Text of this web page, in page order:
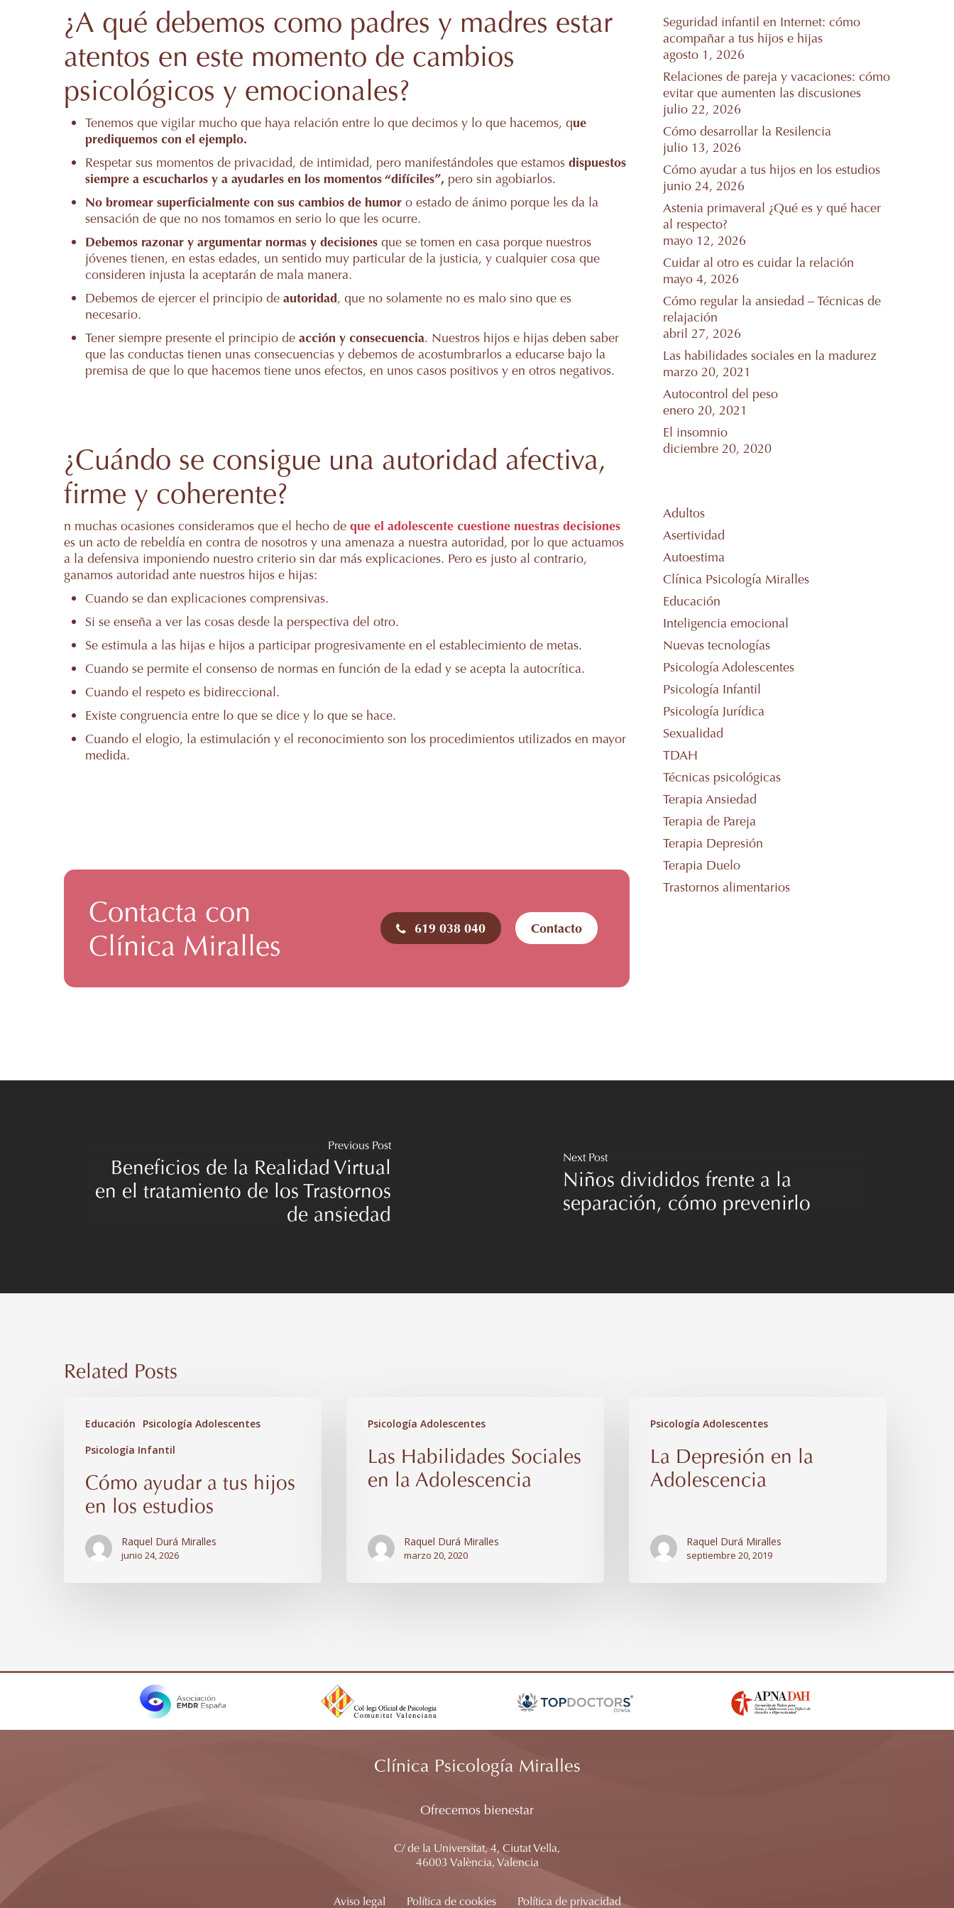
¿A qué debemos como padres y madres estar
atentos en este momento de cambios
psicológicos y emocionales?
Tenemos que vigilar mucho que haya relación entre lo que decimos y lo que hacemos, que
prediquemos con el ejemplo.
Respetar sus momentos de privacidad, de intimidad, pero manifestándoles que estamosdispuestos
siempre a escucharlos y a ayudarles en los momentos “difíciles”, pero sin agobiarlos.
No bromear superficialmente con sus cambios de humoro estado de ánimo porque les da la
sensación de que no nos tomamos en serio lo que les ocurre.
Debemos razonar y argumentar normas y decisionesque se tomen en casa porque nuestros
jóvenes tienen, en estas edades, un sentido muy particular de la justicia, y cualquier cosa que
consideren injusta la aceptarán de mala manera.
Debemos de ejercer el principio deautoridad, que no solamente no es malo sino que es
necesario.
Tener siempre presente el principio deacción y consecuencia. Nuestros hijos e hijas deben saber
que las conductas tienen unas consecuencias y debemos de acostumbrarlos a educarse bajo la
premisa de que lo que hacemos tiene unos efectos, en unos casos positivos y en otros negativos.
¿Cuándo se consigue una autoridad afectiva,
firme y coherente?
n muchas ocasiones consideramos que el hecho deque el adolescente cuestione nuestras decisiones
es un acto de rebeldía en contra de nosotros y una amenaza a nuestra autoridad, por lo que actuamos
a la defensiva imponiendo nuestro criterio sin dar más explicaciones. Pero es justo al contrario,
ganamos autoridad ante nuestros hijos e hijas:
Cuando se dan explicaciones comprensivas.
Si se enseña a ver las cosas desde la perspectiva del otro.
Se estimula a las hijas e hijos a participar progresivamente en el establecimiento de metas.
Cuando se permite el consenso de normas en función de la edad y se acepta la autocrítica.
Cuando el respeto es bidireccional.
Existe congruencia entre lo que se dice y lo que se hace.
Cuando el elogio, la estimulación y el reconocimiento son los procedimientos utilizados en mayor
medida.
Contacta con
Clínica Miralles
619 038 040 Contacto
Seguridad infantil en Internet: cómo
acompañar a tus hijos e hijas
agosto 1, 2026
Relaciones de pareja y vacaciones: cómo
evitar que aumenten las discusiones
julio 22, 2026
Cómo desarrollar la Resilencia
julio 13, 2026
Cómo ayudar a tus hijos en los estudios
junio 24, 2026
Astenia primaveral ¿Qué es y qué hacer
al respecto?
mayo 12, 2026
Cuidar al otro es cuidar la relación
mayo 4, 2026
Cómo regular la ansiedad – Técnicas de
relajación
abril 27, 2026
Las habilidades sociales en la madurez
marzo 20, 2021
Autocontrol del peso
enero 20, 2021
El insomnio
diciembre 20, 2020
Adultos
Asertividad
Autoestima
Clínica Psicología Miralles
Educación
Inteligencia emocional
Nuevas tecnologías
Psicología Adolescentes
Psicología Infantil
Psicología Jurídica
Sexualidad
TDAH
Técnicas psicológicas
Terapia Ansiedad
Terapia de Pareja
Terapia Depresión
Terapia Duelo
Trastornos alimentarios
Previous Post
Beneficios de la Realidad Virtual
en el tratamiento de los Trastornos
de ansiedad
Next Post
Niños divididos frente a la
separación, cómo prevenirlo
Related Posts
Educación
Psicología Adolescentes
Psicología Infantil
ayudar
hijos
Cómo ayudar a tus hijos
en los estudios
Raquel Durá Miralles
junio 24, 2026
Psicología Adolescentes
Habilidades
Sociales
Las Habilidades Sociales
en la Adolescencia
Raquel Durá Miralles
marzo 20, 2020
Psicología Adolescentes
Depresión
La Depresión en la
Adolescencia
Raquel Durá Miralles
septiembre 20, 2019
Clínica Psicología Miralles
Ofrecemos bienestar
C/ de la Universitat, 4, Ciutat Vella,
46003 València, Valencia
Aviso legal Política de cookies Política de privacidad